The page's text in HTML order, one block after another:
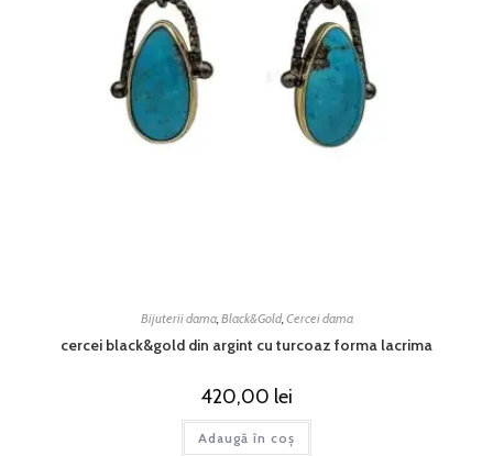
Bijuterii dama, Black&Gold, Cercei dama
cercei black&gold din argint cu turcoaz forma lacrima
420,00 lei
Adaugă în coș